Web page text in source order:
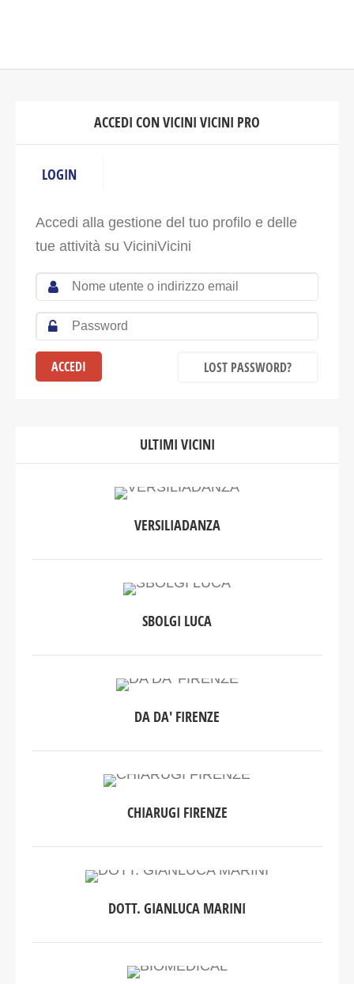
ACCEDI CON VICINI VICINI PRO
LOGIN
Accedi alla gestione del tuo profilo e delle
tue attività su ViciniVicini
LOST PASSWORD?
ULTIMI VICINI
VERSILIADANZA
SBOLGI LUCA
DA DA' FIRENZE
CHIARUGI FIRENZE
DOTT. GIANLUCA MARINI